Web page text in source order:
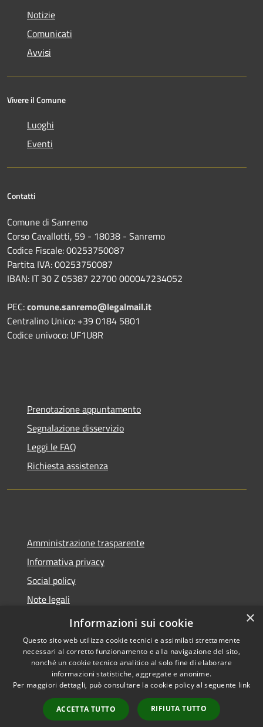
Notizie
Comunicati
Avvisi
Vivere il Comune
Luoghi
Eventi
Contatti
Comune di Sanremo
Corso Cavallotti, 59 - 18038 - Sanremo
Codice Fiscale: 00253750087
Partita IVA: 00253750087
IBAN: IT 30 Z 05387 22700 000047234052
PEC:comune.sanremo@legalmail.it
Centralino Unico: +39 0184 5801
Codice univoco: UF1U8R
Prenotazione appuntamento
Segnalazione disservizio
Leggi le FAQ
Richiesta assistenza
Amministrazione trasparente
Informativa privacy
Social policy
Note legali
Dichiarazione di accessibilità
Accessibilità
Copyright © 2026 • Comune di
Sanremo • Powered by
Municipium•
Accesso
redazione
×
Informazioni sui cookie
Questo sito web utilizza cookie tecnici e assimilati strettamente
necessari al corretto funzionamento e alla navigazione del sito,
nonché un cookie tecnico analitico al solo fine di elaborare
informazioni statistiche, aggregate e anonime.
Per maggiori dettagli, può consultare la cookie policy al seguente link
ACCETTA TUTTO RIFIUTA TUTTO